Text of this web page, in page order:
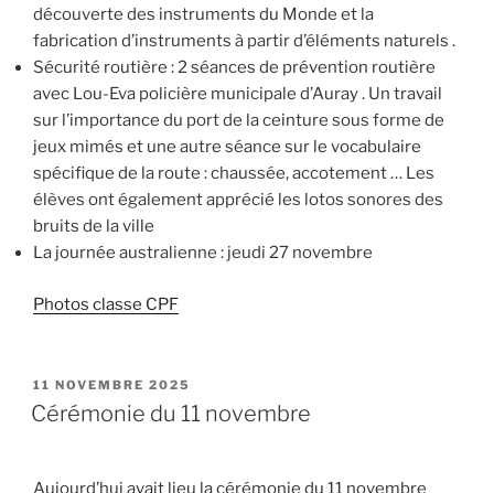
découverte des instruments du Monde et la
fabrication d’instruments à partir d’éléments naturels .
Sécurité routière : 2 séances de prévention routière
avec Lou-Eva policière municipale d’Auray . Un travail
sur l’importance du port de la ceinture sous forme de
jeux mimés et une autre séance sur le vocabulaire
spécifique de la route : chaussée, accotement … Les
élèves ont également apprécié les lotos sonores des
bruits de la ville
La journée australienne : jeudi 27 novembre
Photos classe CPF
PUBLIÉ
LE
11 NOVEMBRE 2025
Cérémonie du 11 novembre